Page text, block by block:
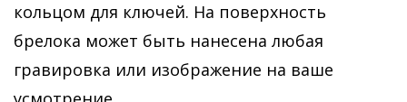
кольцом для ключей. На поверхность
брелока может быть нанесена любая
гравировка или изображение на ваше